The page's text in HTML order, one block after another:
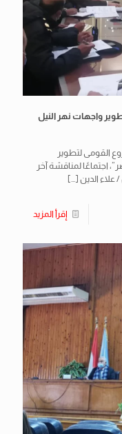
واجهات نهر النيل
القومى لتطوير
اجتماعًا لمناقشة آخر
الدين […]
إقرأ المزيد